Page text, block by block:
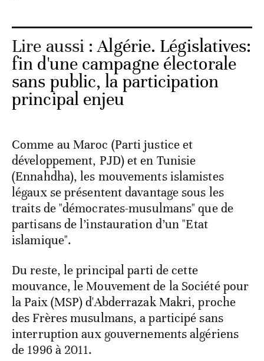
Lire aussi :Algérie. Législatives:
fin d'une campagne électorale
sans public, la participation
principal enjeu
Comme au Maroc (Parti justice et
développement, PJD) et en Tunisie
(Ennahdha), les mouvements islamistes
légaux se présentent davantage sous les
traits de "démocrates-musulmans" que de
partisans de l’instauration d’un "Etat
islamique".
Du reste, le principal parti de cette
mouvance, le Mouvement de la Société pour
la Paix (MSP) d'Abderrazak Makri, proche
des Frères musulmans, a participé sans
interruption aux gouvernements algériens
de 1996 à 2011.